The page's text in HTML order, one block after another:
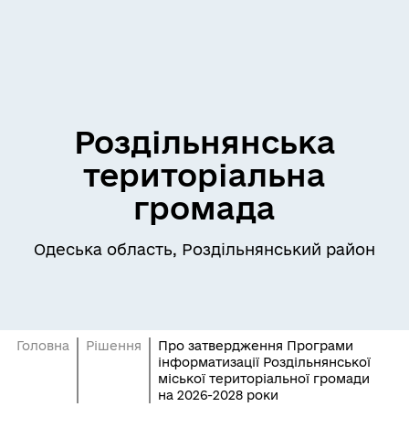
Роздільнянська
територіальна
громада
Одеська область, Роздільнянський район
Головна Рішення
Про затвердження Програми
інформатизації Роздільнянської
міської територіальної громади
на 2026-2028 роки